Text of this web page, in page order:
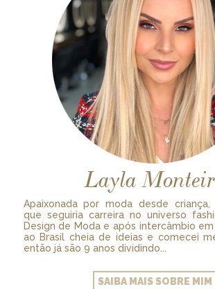
Layla
Apaixonada por moda desde criança,
que seguiria carreira no universo
Design de Moda e após intercâmbio
ao Brasil cheia de ideias e comecei
então já são 9 anos dividindo...
SAIBA MAIS SOBRE MIM